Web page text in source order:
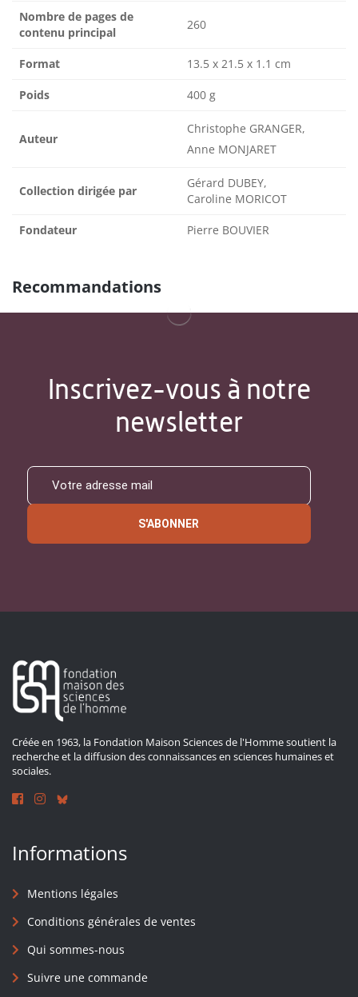
Nombre de pages de
contenu principal
260
Format 13.5 x 21.5 x 1.1 cm
Poids 400 g
Auteur
Christophe GRANGER,
Anne MONJARET
Collection dirigée par
Gérard DUBEY,
Caroline MORICOT
Fondateur Pierre BOUVIER
Recommandations
Inscrivez-vous à notre
newsletter
S'ABONNER
Créée en 1963, la Fondation Maison Sciences de l'Homme soutient la
recherche et la diffusion des connaissances en sciences humaines et
sociales.
Informations
Mentions légales
Conditions générales de ventes
Qui sommes-nous
Suivre une commande